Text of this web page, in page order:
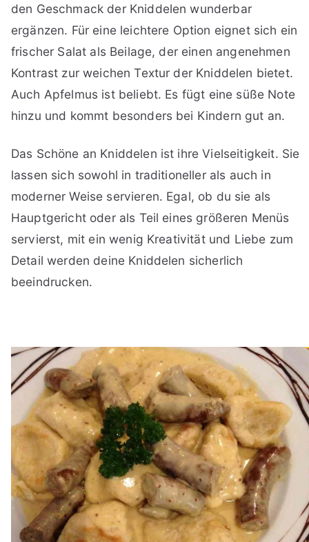
den Geschmack der Kniddelen wunderbar
ergänzen. Für eine leichtere Option eignet sich ein
frischer Salat als Beilage, der einen angenehmen
Kontrast zur weichen Textur der Kniddelen bietet.
Auch Apfelmus ist beliebt. Es fügt eine süße Note
hinzu und kommt besonders bei Kindern gut an.
Das Schöne an Kniddelen ist ihre Vielseitigkeit. Sie
lassen sich sowohl in traditioneller als auch in
moderner Weise servieren. Egal, ob du sie als
Hauptgericht oder als Teil eines größeren Menüs
servierst, mit ein wenig Kreativität und Liebe zum
Detail werden deine Kniddelen sicherlich
beeindrucken.